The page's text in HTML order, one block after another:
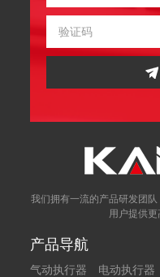
我们拥有一流的产品研发团
用户提供更
产品导航
气动执行器 电动执行器